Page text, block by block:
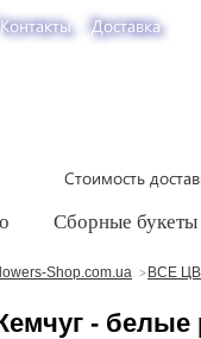
Контакты Доставка
Стоимость
Сборные букеты
Shop.com.ua ВСЕ
- белые